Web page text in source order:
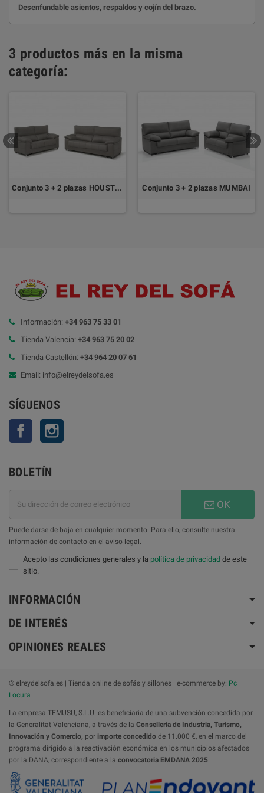
Desenfundable asientos, respaldos y cojín del brazo.
3 productos más en la misma
categoría:
Conjunto 3 + 2 plazas HOUSTON Conjunto 3 + 2 plazas MUMBAI
Información: +34 963 75 33 01
Tienda Valencia: +34 963 75 20 02
Tienda Castellón: +34 964 20 07 61
Email: info@elreydelsofa.es
SÍGUENOS
Facebook
BOLETÍN
OK
Puede darse de baja en cualquier momento. Para ello, consulte nuestra
información de contacto en el aviso legal.
Acepto las condiciones generales y la política de privacidad de este
sitio.
INFORMACIÓN
DE INTERÉS
OPINIONES REALES
® elreydelsofa.es | Tienda online de sofás y sillones | e-commerce by: Pc
Locura
La empresa TEMUSU, S.L.U. es beneficiaria de una subvención concedida por
la Generalitat Valenciana, a través de la Conselleria de Industria, Turismo,
Innovación y Comercio, por importe concedido de 11.000 €, en el marco del
programa dirigido a la reactivación económica en los municipios afectados
por la DANA, correspondiente a la convocatoria EMDANA 2025